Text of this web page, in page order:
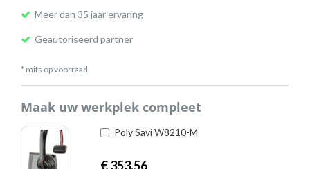
Maak uw werkplek compleet
Poly Savi W8210-M
€353,56
Meer dan 35 jaar ervaring
Geautoriseerd partner
* mits op voorraad